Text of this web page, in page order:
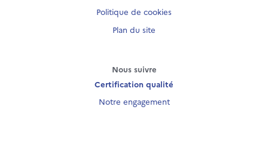
Politique de cookies
Plan du site
Nous suivre
Certification qualité
Notre engagement